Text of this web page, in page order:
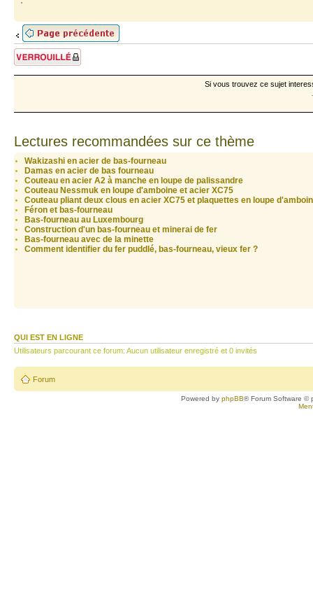
Sujet verrouillé
Si vous trouvez ce sujet
Lectures recommandées sur ce thème
Wakizashi en acier de bas-fourneau
Damas en acier de bas fourneau
Couteau en acier A2 à manche en loupe de palissandre
Couteau Nessmuk en loupe d'amboine et acier XC75
Couteau pliant deux clous en acier XC75 et plaquettes en loupe
Féron et bas-fourneau
Bas-fourneau au Luxembourg
Construction d'un bas-fourneau et minerai de fer
Bas-fourneau avec de la minette
Comment identifier du fer puddlé, bas-fourneau, vieux fer ?
QUI EST EN LIGNE
Utilisateurs parcourant ce forum: Aucun utilisateur enregistré et 0 invités
Forum
Powered byphpBB® Forum Software ©